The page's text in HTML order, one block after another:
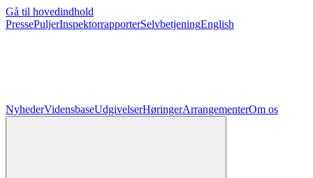
Gå til hovedindhold
PressePuljerInspektorrapporterSelvbetjeningEnglish
NyhederVidensbaseUdgivelserHøringerArrangementerOm os